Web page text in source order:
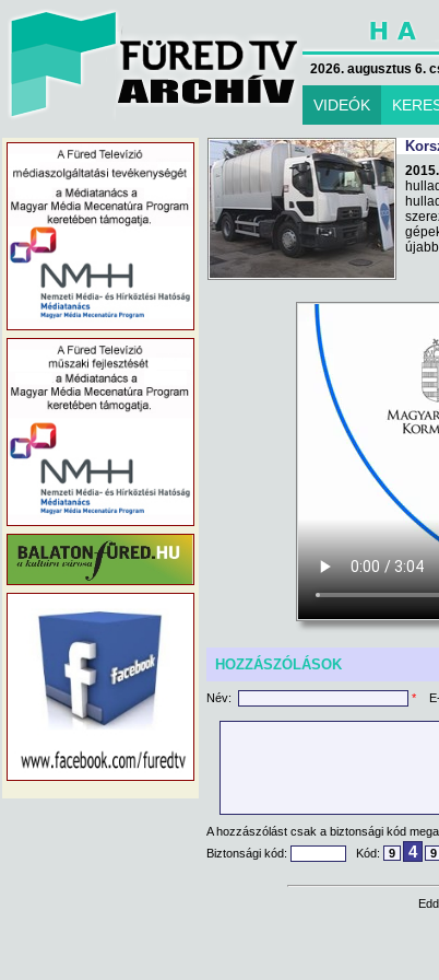
2026. augusztus 6.
VIDEÓK
HOZZÁSZÓLÁSOK
Név: * E-
A hozzászólást csak a biztonsági kód
Biztonsági kód:
Kód: 9 4 9